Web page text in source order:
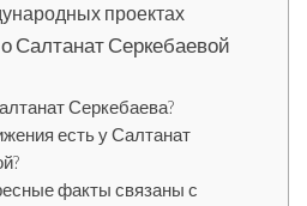
проектах
Салтанат Серкебаевой
Серкебаева?
есть у Салтанат
факты связаны с